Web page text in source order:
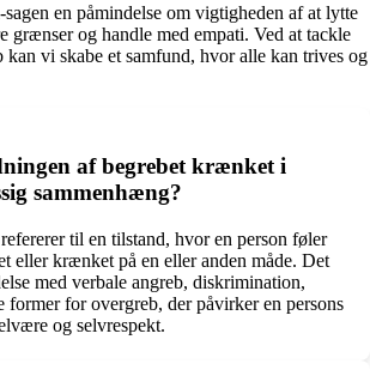
sagen en påmindelse om vigtigheden af at lytte
grænser og handle med empati. Ved at tackle
vi skabe et samfund, hvor alle kan trives og
af begrebet krænket i
sammenhæng?
til en tilstand, hvor en person føler
eller krænket på en eller anden måde. Det
med verbale angreb, diskrimination,
former for overgreb, der påvirker en persons
og selvrespekt.